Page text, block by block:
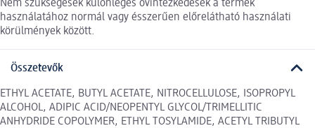
Nem szükségesek különleges óvintézkedések a termék
használatához normál vagy ésszerűen előrelátható használati
körülmények között.
Összetevők
ETHYL ACETATE, BUTYL ACETATE, NITROCELLULOSE, ISOPROPYL
ALCOHOL, ADIPIC ACID/NEOPENTYL GLYCOL/TRIMELLITIC
ANHYDRIDE COPOLYMER, ETHYL TOSYLAMIDE, ACETYL TRIBUTYL